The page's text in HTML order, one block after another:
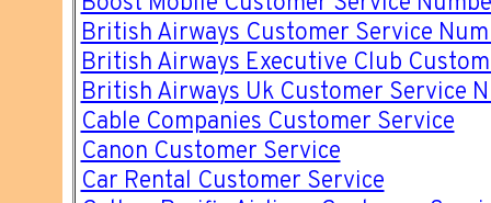
British Airways Customer Service
British Airways Executive Club
British Airways Uk Customer Service
Cable Companies Customer Service
Canon Customer Service
Car Rental Customer Service